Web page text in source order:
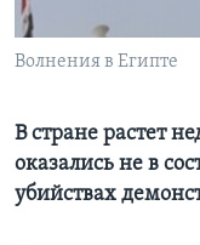
Learning English
Волнения в Египте
В стране растет
оказались не в
убийствах